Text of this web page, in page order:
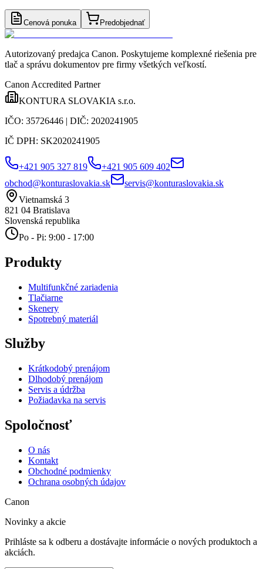
Cenová ponuka Predobjednať
Autorizovaný predajca Canon. Poskytujeme komplexné riešenia pre
tlač a správu dokumentov pre firmy všetkých veľkostí.
Canon Accredited Partner
KONTURA SLOVAKIA s.r.o.
IČO: 35726446 | DIČ: 2020241905
IČ DPH: SK2020241905
+421 905 327 819
+421 905 609 402
obchod@konturaslovakia.sk
servis@konturaslovakia.sk
Vietnamská 3
821 04 Bratislava
Slovenská republika
Po - Pi: 9:00 - 17:00
Produkty
Multifunkčné zariadenia
Tlačiarne
Skenery
Spotrebný materiál
Služby
Krátkodobý prenájom
Dlhodobý prenájom
Servis a údržba
Požiadavka na servis
Spoločnosť
O nás
Kontakt
Obchodné podmienky
Ochrana osobných údajov
Canon
Novinky a akcie
Prihláste sa k odberu a dostávajte informácie o nových produktoch a
akciách.